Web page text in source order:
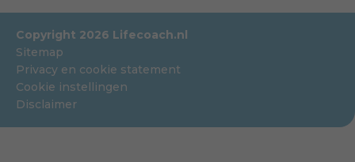
Copyright 2026 Lifecoach.nl
Sitemap
Privacy en cookie statement
Cookie instellingen
Disclaimer